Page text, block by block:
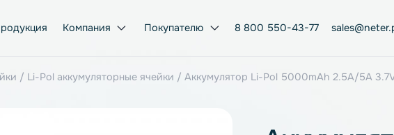
Продукция Компания Покупателю 8 800 550-43-77
ячейки / Li-Pol аккумуляторные ячейки/ Аккумулятор Li-Pol 5000mAh